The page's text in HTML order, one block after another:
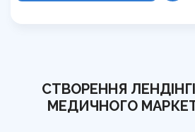
СТВОРЕННЯ
МЕДИЧНОГО